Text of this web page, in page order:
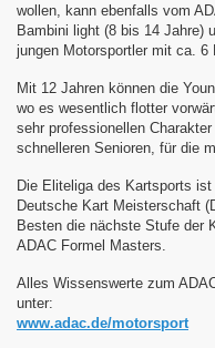
wollen, kann ebenfalls vom
Bambini light (8 bis 14 Jahre)
jungen Motorsportler mit ca. 6
Mit 12 Jahren können die
wo es wesentlich flotter
sehr professionellen
schnelleren Senioren, für die
Die Eliteliga des Kartsports
Deutsche Kart Meisterschaft
Besten die nächste Stufe der
ADAC Formel Masters.
Alles Wissenswerte zum
unter:
www.adac.de/motorsport